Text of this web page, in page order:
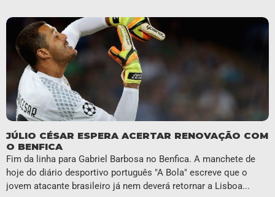
JÚLIO CÉSAR ESPERA ACERTAR RENOVAÇÃO COM
O BENFICA
Fim da linha para Gabriel Barbosa no Benfica. A manchete de
hoje do diário desportivo português "A Bola" escreve que o
jovem atacante brasileiro já nem deverá retornar a Lisboa...